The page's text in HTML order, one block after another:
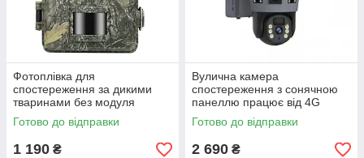
Фотоплівка для
спостереження за дикими
тваринами без модуля
зв'язку
Готово до відправки
1 190 ₴
Вулична камера
спостереження з сонячною
панеллю працює від 4G
камера з поворотом і нічним
баченням TP18
Готово до відправки
2 690 ₴